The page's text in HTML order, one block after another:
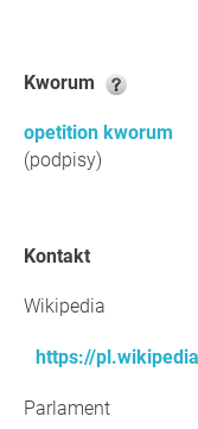
Kworum
opetition kworum
(podpisy)
Kontakt
Wikipedia
https://
Parlament